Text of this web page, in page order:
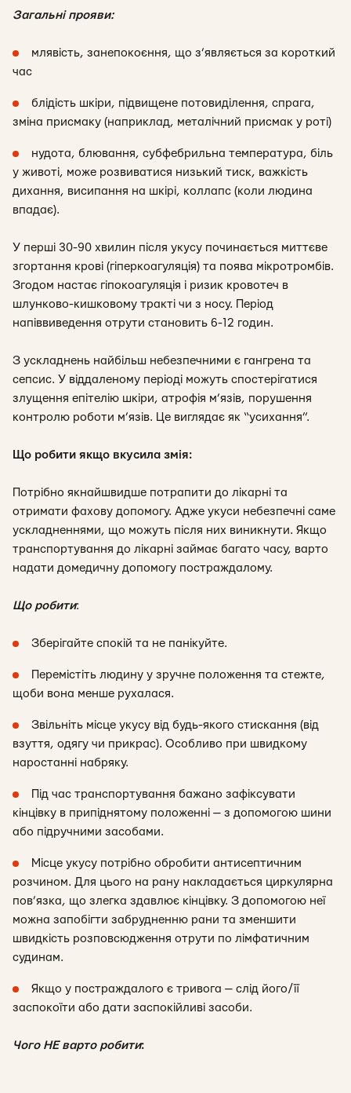
Загальні прояви:
млявість, занепокоєння, що з’являється за короткий
час
блідість шкіри, підвищене потовиділення, спрага,
зміна присмаку (наприклад, металічний присмак у роті)
нудота, блювання, субфебрильна температура, біль
у животі, може розвиватися низький тиск, важкість
дихання, висипання на шкірі, коллапс (коли людина
впадає).
У перші 30-90 хвилин після укусу починається миттєве
згортання крові (гіперкоагуляція) та поява мікротромбів.
Згодом настає гіпокоагуляція і ризик кровотеч в
шлунково-кишковому тракті чи з носу. Період
напіввиведення отрути становить 6-12 годин.
З ускладнень найбільш небезпечними є гангрена та
сепсис. У віддаленому періоді можуть спостерігатися
злущення епітелію шкіри, атрофія м’язів, порушення
контролю роботи м’язів. Це виглядає як “усихання”.
Що робити якщо вкусила змія:
Потрібно якнайшвидше потрапити до лікарні та
отримати фахову допомогу. Адже укуси небезпечні саме
ускладненнями, що можуть після них виникнути. Якщо
транспортування до лікарні займає багато часу, варто
надати домедичну допомогу постраждалому.
Що робити:
Зберігайте спокій та не панікуйте.
Перемістіть людину у зручне положення та стежте,
щоби вона менше рухалася.
Звільніть місце укусу від будь-якого стискання (від
взуття, одягу чи прикрас). Особливо при швидкому
наростанні набряку.
Під час транспортування бажано зафіксувати
кінцівку в припіднятому положенні — з допомогою шини
або підручними засобами.
Місце укусу потрібно обробити антисептичним
розчином. Для цього на рану накладається циркулярна
пов’язка, що злегка здавлює кінцівку. З допомогою неї
можна запобігти забрудненню рани та зменшити
швидкість розповсюдження отрути по лімфатичним
судинам.
Якщо у постраждалого є тривога — слід його/її
заспокоїти або дати заспокійливі засоби.
Чого НЕ варто робити: